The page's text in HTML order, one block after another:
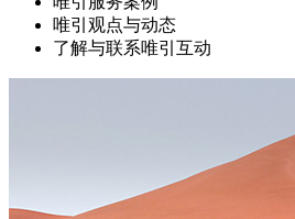
唯引观点与动态
了解与联系唯引互动